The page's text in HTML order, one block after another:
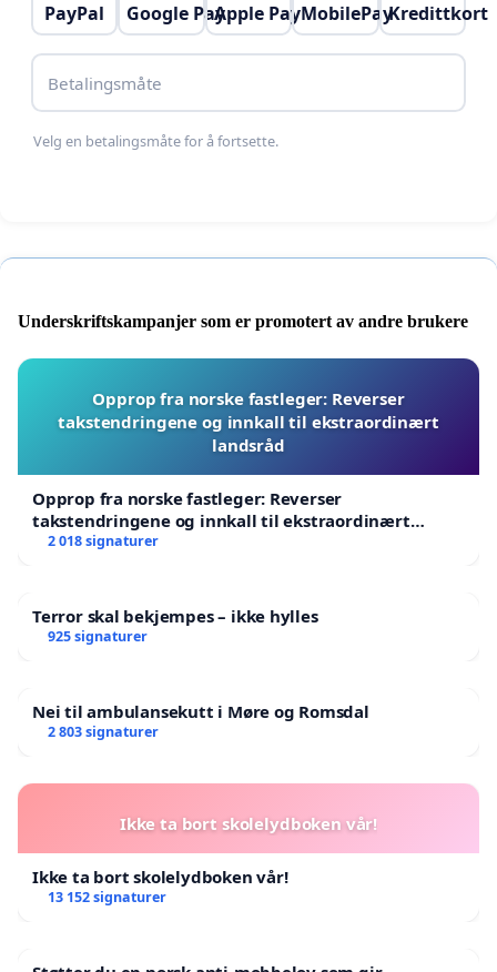
PayPal Google PayApple PayMobilePayKredittkort
Betalingsmåte
Velg en betalingsmåte for å fortsette.
Underskriftskampanjer som er promotert av andre brukere
Opprop fra norske fastleger: Reverser
takstendringene og innkall til ekstraordinært
landsråd
Opprop fra norske fastleger: Reverser
takstendringene og innkall til ekstraordinært
landsråd
2 018 signaturer
Terror skal bekjempes – ikke hylles
925 signaturer
Nei til ambulansekutt i Møre og Romsdal
2 803 signaturer
Ikke ta bort skolelydboken vår!
Ikke ta bort skolelydboken vår!
13 152 signaturer